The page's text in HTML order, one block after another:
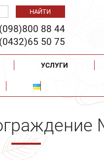
88 44
50 75
УСЛУГИ